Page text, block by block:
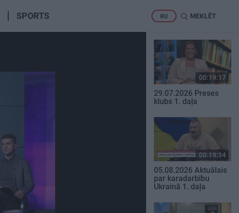
SPORTS RU MEKLĒT
00:19:17
29.07.2026 Preses
klubs 1. daļa
00:19:14
05.08.2026 Aktuālais
par karadarbību
Ukrainā 1. daļa